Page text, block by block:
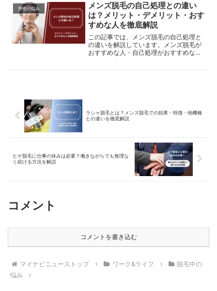
男性の悩み
メンズ脱毛の自己処理との違い
は？メリット・デメリット・おす
すめな人を徹底解説
この記事では、メンズ脱毛の自己処理と
の違いを解説しています。メンズ脱毛が
おすすめな人・自己処理がおすすめな人
法でお悩みの方はぜひご覧ください。
ラシャ脱毛とは？メンズ脱毛での効果・特徴・他機種
との違いを徹底解説
ヒゲ脱毛に仕事の休みは必要？働きながらでも無理な
く続ける方法を解説
コメント
コメントを書き込む
マイナビニューストップ ワーク&ライフ
脱毛中の
悩み